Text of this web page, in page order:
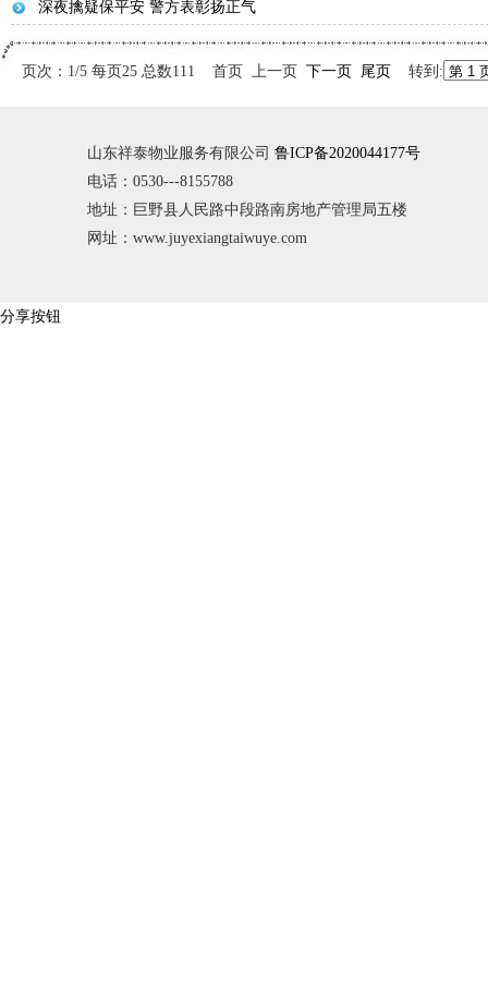
深夜擒疑保平安 警方表彰扬正气
页次：1/5 每页25 总数111 首页 上一页 下一页 尾页 转到:
山东祥泰物业服务有限公司 鲁ICP备2020044177号
电话：0530---8155788
地址：巨野县人民路中段路南房地产管理局五楼
网址：www.juyexiangtaiwuye.com
分享按钮